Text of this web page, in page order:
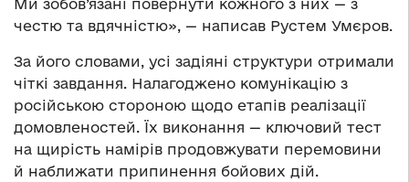
честю та вдячністю», — написав Рустем Умєров.
За його словами, усі задіяні структури отримали
чіткі завдання. Налагоджено комунікацію з
російською стороною щодо етапів реалізації
домовленостей. Їх виконання — ключовий тест
на щирість намірів продовжувати перемовини
й наближати припинення бойових дій.